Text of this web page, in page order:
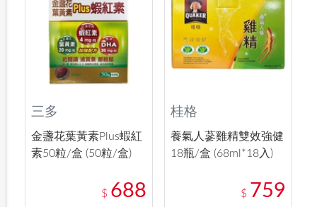
三多
金盞花葉黃素Plus蝦紅
素50粒/盒 (50粒/盒)
$ 688
桂格
養氣人蔘雞精雙效強健
18瓶/盒 (68ml*18入)
$ 759